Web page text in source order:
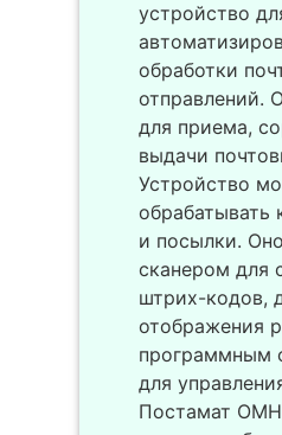
устройство
обработки
отправлений.
для приема,
выдачи
Устройство
обрабатывать
и посылки.
сканером для
штрих-кодов,
отображения
программным
для
Постамат